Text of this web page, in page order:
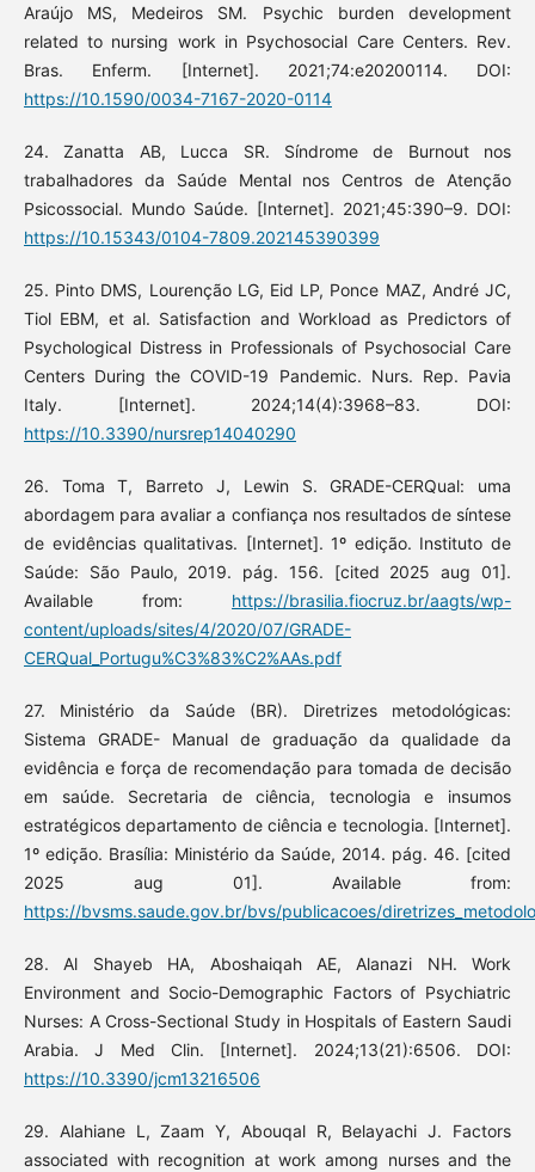
Araújo MS, Medeiros SM. Psychic burden development
related to nursing work in Psychosocial Care Centers. Rev.
Bras. Enferm. [Internet]. 2021;74:e20200114. DOI:
https://10.1590/0034-7167-2020-0114
24. Zanatta AB, Lucca SR. Síndrome de Burnout nos
trabalhadores da Saúde Mental nos Centros de Atenção
Psicossocial. Mundo Saúde. [Internet]. 2021;45:390–9. DOI:
https://10.15343/0104-7809.202145390399
25. Pinto DMS, Lourenção LG, Eid LP, Ponce MAZ, André JC,
Tiol EBM, et al. Satisfaction and Workload as Predictors of
Psychological Distress in Professionals of Psychosocial Care
Centers During the COVID-19 Pandemic. Nurs. Rep. Pavia
Italy. [Internet]. 2024;14(4):3968–83. DOI:
https://10.3390/nursrep14040290
26. Toma T, Barreto J, Lewin S. GRADE-CERQual: uma
abordagem para avaliar a confiança nos resultados de síntese
de evidências qualitativas. [Internet]. 1º edição. Instituto de
Saúde: São Paulo, 2019. pág. 156. [cited 2025 aug 01].
Available from: https://brasilia.fiocruz.br/aagts/wp-
content/uploads/sites/4/2020/07/GRADE-
CERQual_Portugu%C3%83%C2%AAs.pdf
27. Ministério da Saúde (BR). Diretrizes metodológicas:
Sistema GRADE- Manual de graduação da qualidade da
evidência e força de recomendação para tomada de decisão
em saúde. Secretaria de ciência, tecnologia e insumos
estratégicos departamento de ciência e tecnologia. [Internet].
1º edição. Brasília: Ministério da Saúde, 2014. pág. 46. [cited
2025 aug 01]. Available from:
https://bvsms.saude.gov.br/bvs/publicacoes/
28. Al Shayeb HA, Aboshaiqah AE, Alanazi NH. Work
Environment and Socio-Demographic Factors of Psychiatric
Nurses: A Cross-Sectional Study in Hospitals of Eastern Saudi
Arabia. J Med Clin. [Internet]. 2024;13(21):6506. DOI:
https://10.3390/jcm13216506
29. Alahiane L, Zaam Y, Abouqal R, Belayachi J. Factors
associated with recognition at work among nurses and the